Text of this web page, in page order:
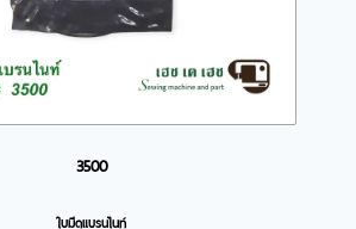
3500
ใบมีดแบรนไนท์